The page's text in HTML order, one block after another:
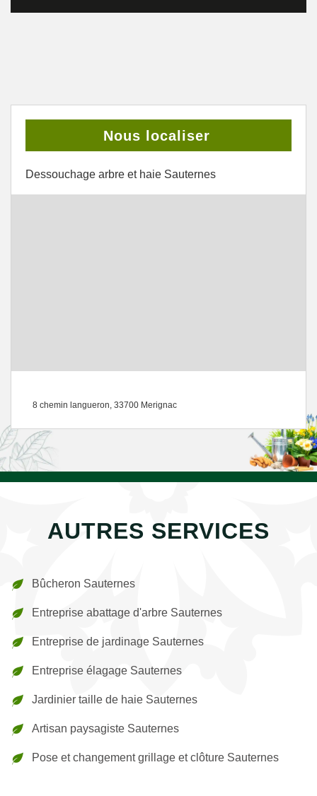
Nous localiser
Dessouchage arbre et haie Sauternes
8 chemin langueron, 33700 Merignac
AUTRES SERVICES
Bûcheron Sauternes
Entreprise abattage d'arbre Sauternes
Entreprise de jardinage Sauternes
Entreprise élagage Sauternes
Jardinier taille de haie Sauternes
Artisan paysagiste Sauternes
Pose et changement grillage et clôture Sauternes